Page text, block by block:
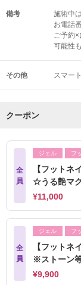
備考
施術中
お電話
ご予約
可能性
その他 スマー
クーポン
全
員
ジェル フ
【フット
☆うる艶マ
¥11,000
全
員
ジェル フ
【フットネ
※ストーン
¥9,900